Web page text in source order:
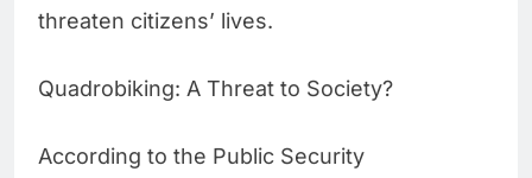
threaten citizens’ lives.
Quadrobiking: A Threat to Society?
According to the Public Security